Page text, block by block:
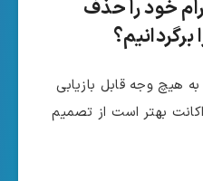
خود را حذف
هیچ وجه قابل بازیابی
بهتر است از تصمیم